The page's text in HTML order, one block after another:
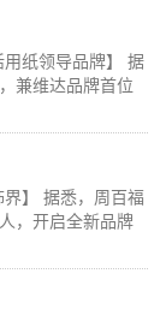
用纸领导品牌】 据
兼维达品牌首位
界】 据悉，周百福
，开启全新品牌